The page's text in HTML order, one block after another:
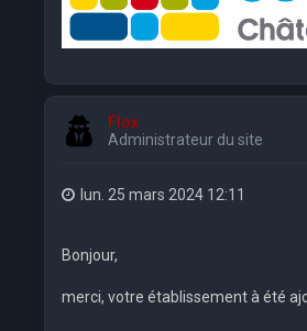
Flox
Administrateur du site
lun. 25 mars 2024 12:11
Bonjour,
merci, votre établissement à été